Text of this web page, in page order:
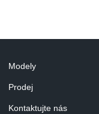
Modely
Prodej
Kontaktujte nás